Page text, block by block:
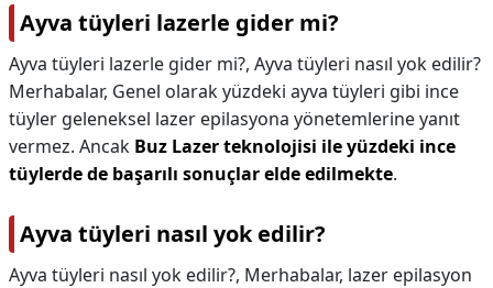
Ayva tüyleri lazerle gider mi?
Ayva tüyleri lazerle gider mi?, Ayva tüyleri nasıl yok edilir?
Merhabalar, Genel olarak yüzdeki ayva tüyleri gibi ince
tüyler geleneksel lazer epilasyona yönetemlerine yanıt
vermez. Ancak Buz Lazer teknolojisi ile yüzdeki ince
tüylerde de başarılı sonuçlar elde edilmekte.
Ayva tüyleri nasıl yok edilir?
Ayva tüyleri nasıl yok edilir?, Merhabalar, lazer epilasyon